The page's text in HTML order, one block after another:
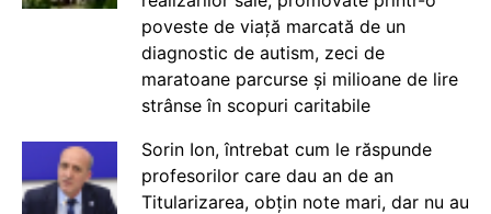
poveste de viață marcată de un
diagnostic de autism, zeci de
maratoane parcurse și milioane de lire
strânse în scopuri caritabile
Sorin Ion, întrebat cum le răspunde
profesorilor care dau an de an
Titularizarea, obțin note mari, dar nu au